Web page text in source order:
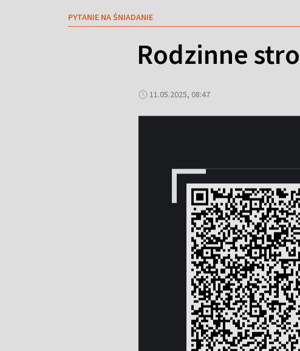
PYTANIE NA ŚNIADANIE
Rodzinne
11.05.2025, 08:47